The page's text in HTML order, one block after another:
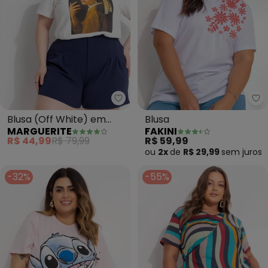
Marguerite - Blusa (Off White)
Blusa (Off White) em
Algodão Penteado
MARGUERITE
R$ 44,99R$ 79,99
Blusa
FAKINI
R$ 59,99
ou 2x de R$ 29,99 sem juros
-32% -55%